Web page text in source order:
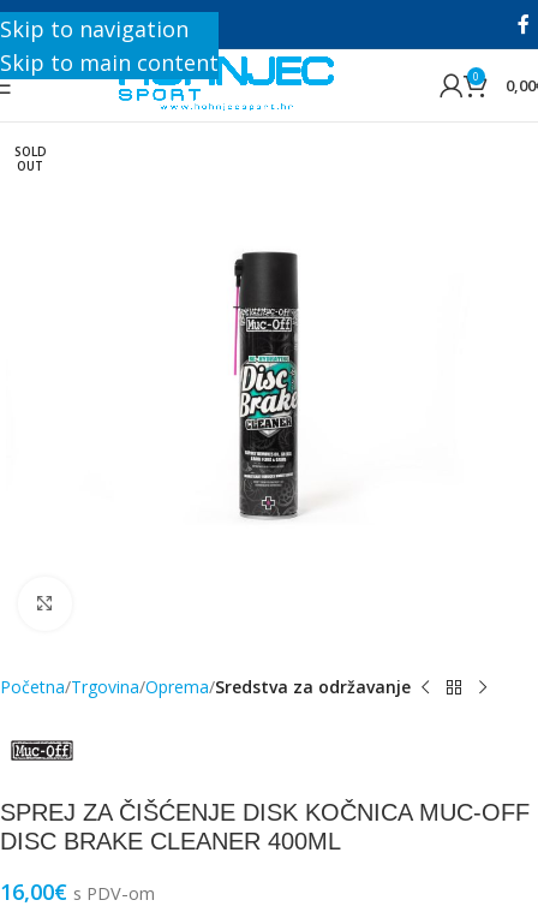
Skip to navigation
Skip to main content
+385 1 8896 200
0 0,00
SOLD
OUT
Početna Trgovina Oprema Sredstva za održavanje
SPREJ ZA ČIŠĆENJE DISK KOČNICA MUC-OFF
DISC BRAKE CLEANER 400ML
16,00€ s PDV-om